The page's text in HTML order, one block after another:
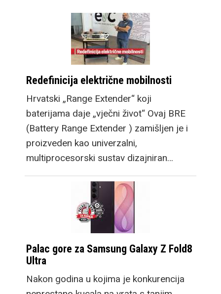
Redefinicija električne mobilnosti
Hrvatski „Range Extender“ koji
baterijama daje „vječni život“ Ovaj BRE
(Battery Range Extender ) zamišljen je i
proizveden kao univerzalni,
multiprocesorski sustav dizajniran…
Palac gore za Samsung Galaxy Z Fold8
Ultra
Nakon godina u kojima je konkurencija